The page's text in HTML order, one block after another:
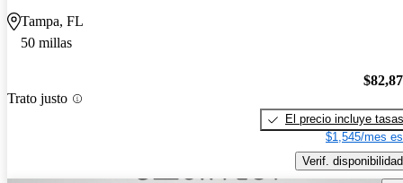
Tampa, FL
50 millas
Trato justo
El precio incluye tasas
$1,545/mes
Verif. disponibilidad